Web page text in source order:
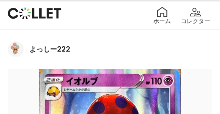
ホーム コレクター
よっしー222